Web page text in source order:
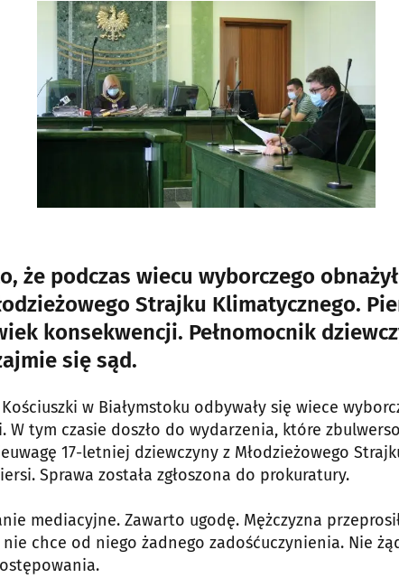
że podczas wiecu wyborczego
Strajku Klimatycznego.
konsekwencji. Pełnomocnik
się sąd.
w Białymstoku odbywały się wiece
W tym czasie doszło do wydarzenia, które
17-letniej dziewczyny z Młodzieżowego
Sprawa została zgłoszona do prokuratury.
mediacyjne. Zawarto ugodę. Mężczyzna
chce od niego żadnego zadośćuczynienia. Nie